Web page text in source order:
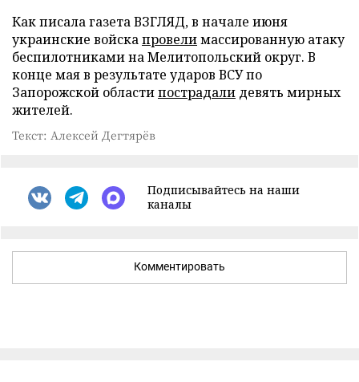
Как писала газета ВЗГЛЯД, в начале июня
украинские войскапровелимассированную атаку
беспилотниками на Мелитопольский округ. В
конце мая в результате ударов ВСУ по
Запорожской областипострадали девять мирных
жителей.
Текст: Алексей Дегтярёв
Подписывайтесь на наши
каналы
Комментировать